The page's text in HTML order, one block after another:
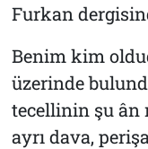
Furkan
Benim kim
üzerinde
tecellinin şu ân
ayrı dava,